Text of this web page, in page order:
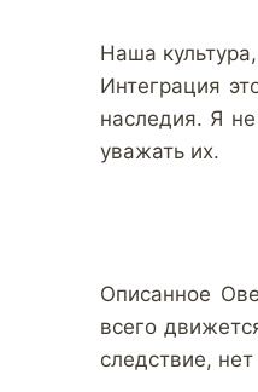
Наша
Интеграция
наследия. Я
уважать их.
Описанное
всего
следствие,